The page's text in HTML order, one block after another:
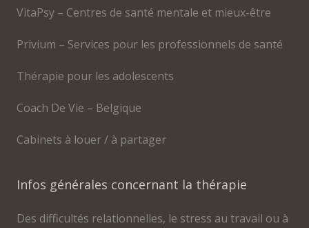
VitaPsy – Centres de santé mentale et mieux-être
Privium – Services pour les professionnels de santé
Thérapie pour les adolescents
Coach De Vie – Belgique
Cabinets à louer / à partager
Infos générales concernant la thérapie
Des difficultés relationnelles, le stress au travail ou à